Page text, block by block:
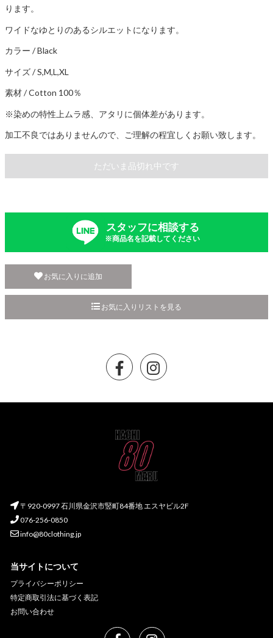
ります。
ワイドなゆとりのあるシルエットになります。
カラー / Black
サイズ / S,M,L,XL
素材 / Cotton 100％
※染めの特性上ムラ感、アタリに個体差があります。
加工不良ではありませんので、ご理解の程宜しくお願い致します。
ただいま品切れ中です
スタッフに相談する
※商品名を記載してください
お気に入りに追加
お気に入りリストを見る
〒920-0997 石川県金沢市竪町84番地 エスヤビル2F
076-256-0850
info@80clothing.jp
当サイトについて
プライバシーポリシー
特定商取引法に基づく表記
お問い合わせ